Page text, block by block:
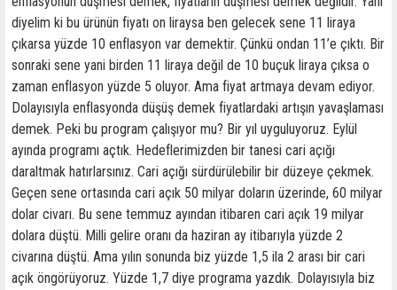
diyelim ki bu ürünün fiyatı on liraysa ben gelecek sene 11 liraya
çıkarsa yüzde 10 enflasyon var demektir. Çünkü ondan 11’e çıktı. Bir
sonraki sene yani birden 11 liraya değil de 10 buçuk liraya çıksa o
zaman enflasyon yüzde 5 oluyor. Ama fiyat artmaya devam ediyor.
Dolayısıyla enflasyonda düşüş demek fiyatlardaki artışın yavaşlaması
demek. Peki bu program çalışıyor mu? Bir yıl uyguluyoruz. Eylül
ayında programı açtık. Hedeflerimizden bir tanesi cari açığı
daraltmak hatırlarsınız. Cari açığı sürdürülebilir bir düzeye çekmek.
Geçen sene ortasında cari açık 50 milyar doların üzerinde, 60 milyar
dolar civarı. Bu sene temmuz ayından itibaren cari açık 19 milyar
dolara düştü. Milli gelire oranı da haziran ay itibarıyla yüzde 2
civarına düştü. Ama yılın sonunda biz yüzde 1,5 ila 2 arası bir cari
açık öngörüyoruz. Yüzde 1,7 diye programa yazdık. Dolayısıyla biz